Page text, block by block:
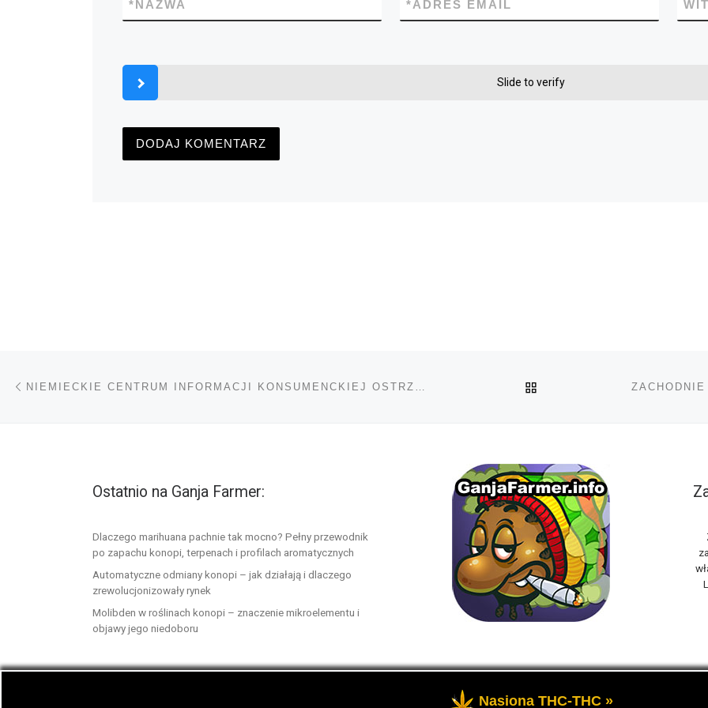
NAZWA
* ADRES EMAIL
*
Slide to verify
Nawigacja wpisu POWRÓT DO LISTY
Ostatnio na Ganja Farmer:
Dlaczego marihuana pachnie tak mocno? Pełny przewodnik
po zapachu konopi, terpenach i profilach aromatycznych
Automatyczne odmiany konopi – jak działają i dlaczego
zrewolucjonizowały rynek
Molibden w roślinach konopi – znaczenie mikroelementu i
objawy jego niedoboru
Nasiona THC-THC »